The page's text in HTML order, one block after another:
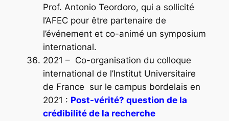
Prof. Antonio Teordoro, qui a sollicité
l’AFEC pour être partenaire de
l’événement et co-animé un symposium
international.
2021 – Co-organisation du colloque
international de l’Institut Universitaire
de France sur le campus bordelais en
2021 : Post-vérité? question de la
crédibilité de la recherche